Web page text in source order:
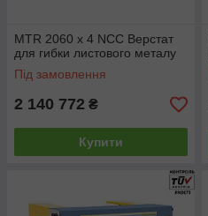
MTR 2060 x 4 NCC Верстат
для гибки листового металу
Під замовлення
2 140 772 ₴
Купити